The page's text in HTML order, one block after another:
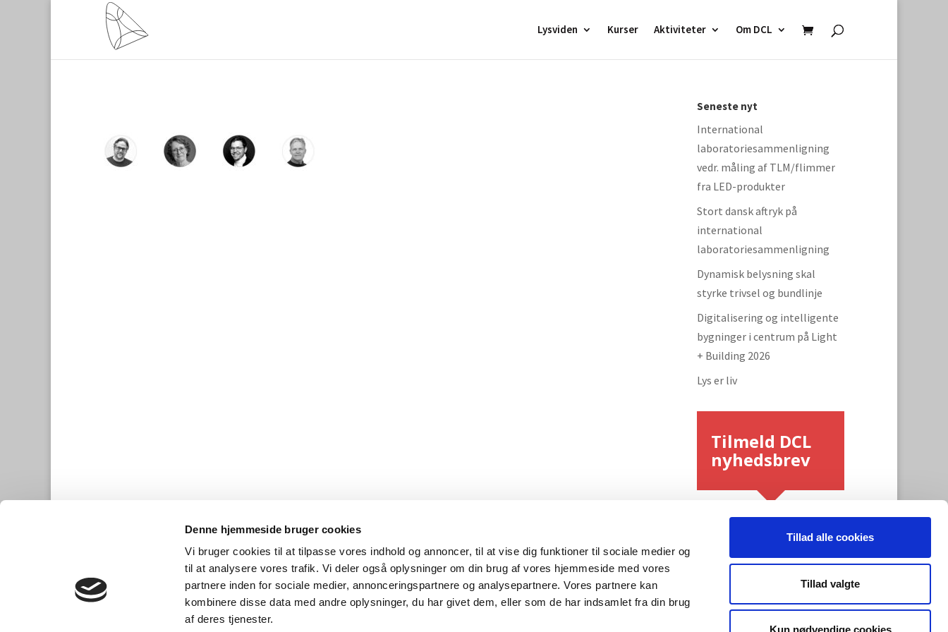
Denne hjemmeside bruger cookies
Vi bruger cookies til at tilpasse vores indhold og annoncer, til at vise dig funktioner til sociale medier og
til at analysere vores trafik. Vi deler også oplysninger om din brug af vores hjemmeside med vores
partnere inden for sociale medier, annonceringspartnere og analysepartnere. Vores partnere kan
kombinere disse data med andre oplysninger, du har givet dem, eller som de har indsamlet fra din brug
af deres tjenester.
Tillad alle cookies
Tillad valgte
Kun nødvendige cookies
Lysviden Kurser Aktiviteter Om DCL
Seneste nyt
International
laboratoriesammenligning
vedr. måling af TLM/flimmer
fra LED-produkter
Stort dansk aftryk på
international
laboratoriesammenligning
Dynamisk belysning skal
styrke trivsel og bundlinje
Digitalisering og intelligente
bygninger i centrum på Light
+ Building 2026
Lys er liv
Tilmeld DCL
nyhedsbrev